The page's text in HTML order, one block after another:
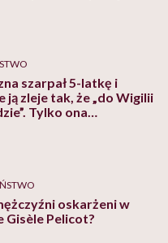
szarpał 5-latkę i
ją zleje tak, że „do Wigilii
Tylko ona
oskarżeni w
Gisèle Pelicot?